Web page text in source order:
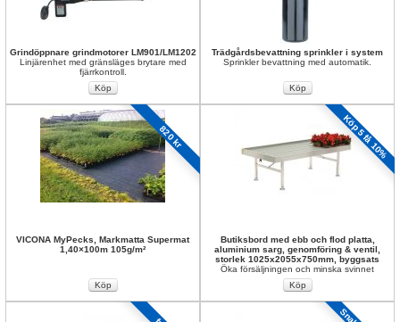
Grindöppnare grindmotorer LM901/LM1202
Linjärenhet med gränsläges brytare med
fjärrkontroll.
Trädgårdsbevattning sprinkler i system
Sprinkler bevattning med automatik.
820 kr
VICONA MyPecks, Markmatta Supermat
1,40×100m 105g/m²
Köp 5 få 10%
Butiksbord med ebb och flod platta,
aluminium sarg, genomföring & ventil,
storlek 1025x2055x750mm, byggsats
Öka försäljningen och minska svinnet